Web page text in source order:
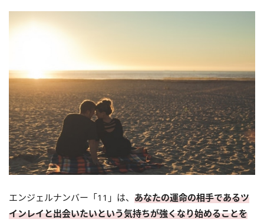
エンジェルナンバー「11」は、 あなたの運命の相手であるツ
インレイと出会いたいという気持ちが強くなり始めることを